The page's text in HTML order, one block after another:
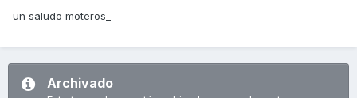
un saludo moteros_
Archivado